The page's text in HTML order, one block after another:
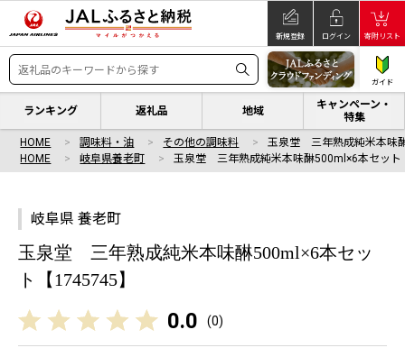
新規登録 ログイン 寄附リスト
ガイド
ランキング 返礼品 地域
キャンペーン・
特集
HOME 調味料・油 その他の調味料
玉泉堂 三年熟成純米本味
HOME
岐阜県養老町 玉泉堂 三年熟成純米本味醂500ml×6本セッ
岐阜県 養老町
玉泉堂 三年熟成純米本味醂500ml×6本セッ
ト【1745745】
0.0 (0)